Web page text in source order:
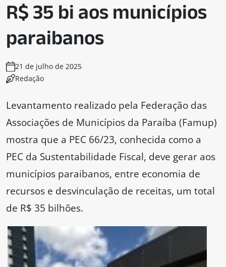
R$ 35 bi aos municípios
paraibanos
21 de julho de 2025
Redação
Levantamento realizado pela Federação das
Associações de Municípios da Paraíba (Famup)
mostra que a PEC 66/23, conhecida como a
PEC da Sustentabilidade Fiscal, deve gerar aos
municípios paraibanos, entre economia de
recursos e desvinculação de receitas, um total
de R$ 35 bilhões.